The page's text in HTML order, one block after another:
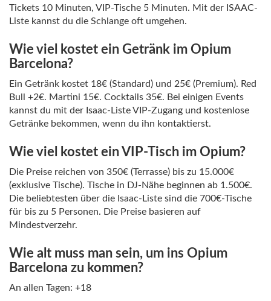
Tickets 10 Minuten, VIP-Tische 5 Minuten. Mit der ISAAC-
Liste kannst du die Schlange oft umgehen.
Wie viel kostet ein Getränk im Opium
Barcelona?
Ein Getränk kostet 18€ (Standard) und 25€ (Premium). Red
Bull +2€. Martini 15€. Cocktails 35€. Bei einigen Events
kannst du mit der Isaac-Liste VIP-Zugang und kostenlose
Getränke bekommen, wenn du ihn kontaktierst.
Wie viel kostet ein VIP-Tisch im Opium?
Die Preise reichen von 350€ (Terrasse) bis zu 15.000€
(exklusive Tische). Tische in DJ-Nähe beginnen ab 1.500€.
Die beliebtesten über die Isaac-Liste sind die 700€-Tische
für bis zu 5 Personen. Die Preise basieren auf
Mindestverzehr.
Wie alt muss man sein, um ins Opium
Barcelona zu kommen?
An allen Tagen: +18